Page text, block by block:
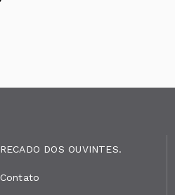
RECADO DOS OUVINTES.
Contato